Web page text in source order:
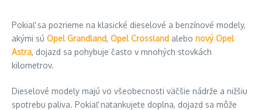
Pokiaľ sa pozrieme na klasické dieselové a benzínové modely,
akými sú Opel Grandland, Opel Crossland alebo nový Opel
Astra, dojazd sa pohybuje často v mnohých stovkách
kilometrov.
Dieselové modely majú vo všeobecnosti väčšie nádrže a nižšiu
spotrebu paliva. Pokiaľ natankujete doplna, dojazd sa môže